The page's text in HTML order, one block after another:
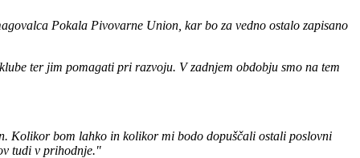
Pokala Pivovarne Union, kar bo za vedno ostalo zapisano
ter jim pomagati pri razvoju. V zadnjem obdobju smo na tem
Kolikor bom lahko in kolikor mi bodo dopuščali ostali poslovni
tudi v prihodnje."